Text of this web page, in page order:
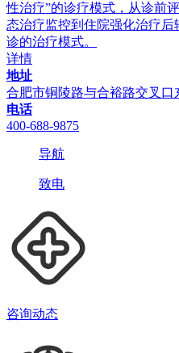
性治疗”的诊疗模式，从诊前
态治疗监控到住院强化治疗
诊的治疗模式。
详情
地址
合肥市铜陵路与合裕路交叉口
电话
400-688-9875
导航
致电
咨询动态